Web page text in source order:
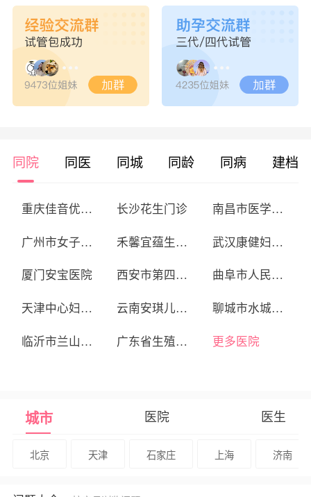
同院 同医 同城 同龄 同病 建档
重庆佳音优查综合门诊部 长沙花生门诊 南昌市医学科学研究所附属医院
广州市女子医院 禾馨宜蕴生殖中心 武汉康健妇婴医院
厦门安宝医院 西安市第四医院生殖医学中心 曲阜市人民医院
天津中心妇产医院 云南安琪儿妇产医院 聊城市水城妇产医院
临沂市兰山区蓝湾医院 广东省生殖医院 更多医院
城市 医院 医生
北京 天津 石家庄 上海 济南